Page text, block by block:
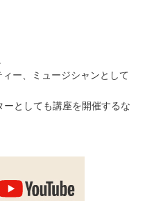
ー、ミュージシャンとして
としても講座を開催するな